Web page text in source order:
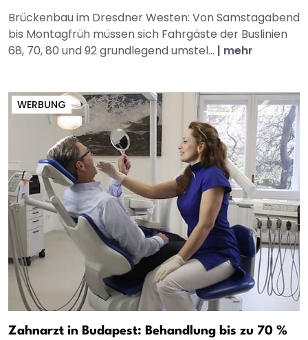
Brückenbau im Dresdner Westen: Von Samstagabend
bis Montagfrüh müssen sich Fahrgäste der Buslinien
68, 70, 80 und 92 grundlegend umstel... | mehr
WERBUNG
Zahnarzt in Budapest: Behandlung bis zu 70 %